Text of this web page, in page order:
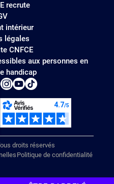
recrute
intérieur
légales
CNFCE
aux personnes en
handicap
droits réservés
Politique de confidentialité